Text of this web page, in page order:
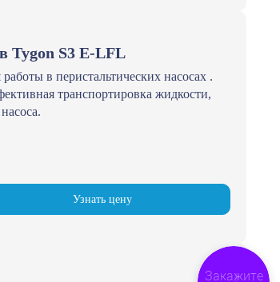
Tygon S3 E-LFL
в перистальтических насосах .
транспортировка жидкости,
Узнать цену
Закажите